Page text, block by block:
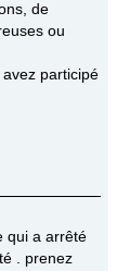
de
ou
participé
qui a arrêté
. prenez